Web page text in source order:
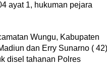
ayat 1, hukuman pejara
Wungu, Kabupaten
dan Erry Sunarno ( 42)
disel tahanan Polres